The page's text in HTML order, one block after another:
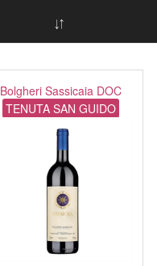
Bolgheri Sassicaia DOC
TENUTA SAN GUIDO